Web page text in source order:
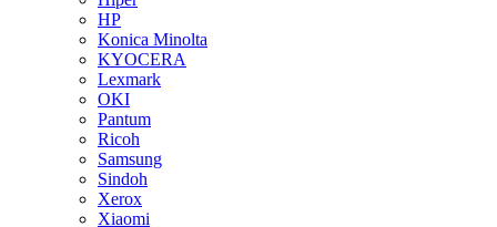
HP
Konica Minolta
KYOCERA
Lexmark
OKI
Pantum
Ricoh
Samsung
Sindoh
Xerox
Xiaomi